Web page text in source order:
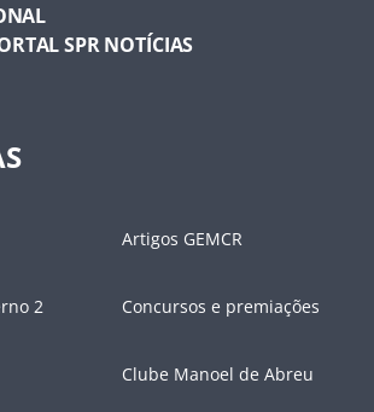
SPR NOTÍCIAS
Artigos GEMCR
2 Concursos e premiações
Clube Manoel de Abreu